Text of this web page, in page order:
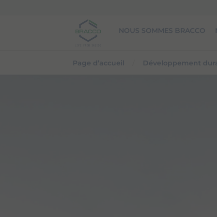
NOUS SOMMES BRACCO
Page d’accueil Développement